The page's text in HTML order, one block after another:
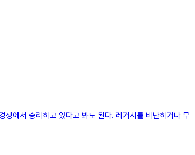
에서 승리하고 있다고 봐도 된다. 레거시를 비난하거나 무